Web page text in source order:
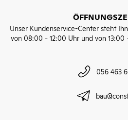
Unser Kundenservice-Center steht
von 08:00 - 12:00 Uhr und von 13:00
056 463